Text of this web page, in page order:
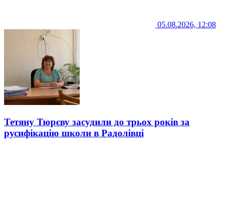
05.08.2026, 12:08
Тетяну Тюрєву засудили до трьох років за
русифікацію школи в Радолівці